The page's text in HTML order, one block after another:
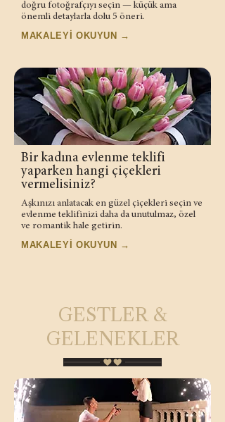
doğru fotoğrafçıyı seçin — küçük ama
önemli detaylarla dolu 5 öneri.
MAKALEYİ OKUYUN →
Bir kadına evlenme teklifi
yaparken hangi çiçekleri
vermelisiniz?
Aşkınızı anlatacak en güzel çiçekleri seçin ve
evlenme teklifinizi daha da unutulmaz, özel
ve romantik hale getirin.
MAKALEYİ OKUYUN →
GESTLER &
GELENEKLER